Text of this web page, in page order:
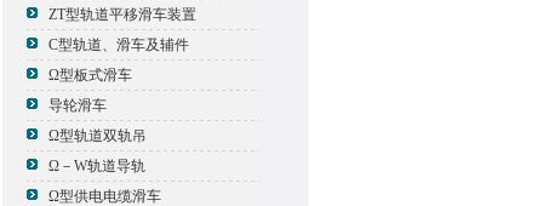
ZT型轨道平移滑车装置
C型轨道、滑车及辅件
Ω型板式滑车
导轮滑车
Ω型轨道双轨吊
Ω－W轨道导轨
Ω型供电电缆滑车